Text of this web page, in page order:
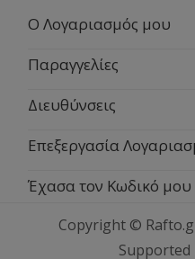
Ο Λογαριασμός μου
Παραγγελίες
Διευθύνσεις
Επεξεργασία
Έχασα τον Κωδικό μου
Copyright ©
Supported